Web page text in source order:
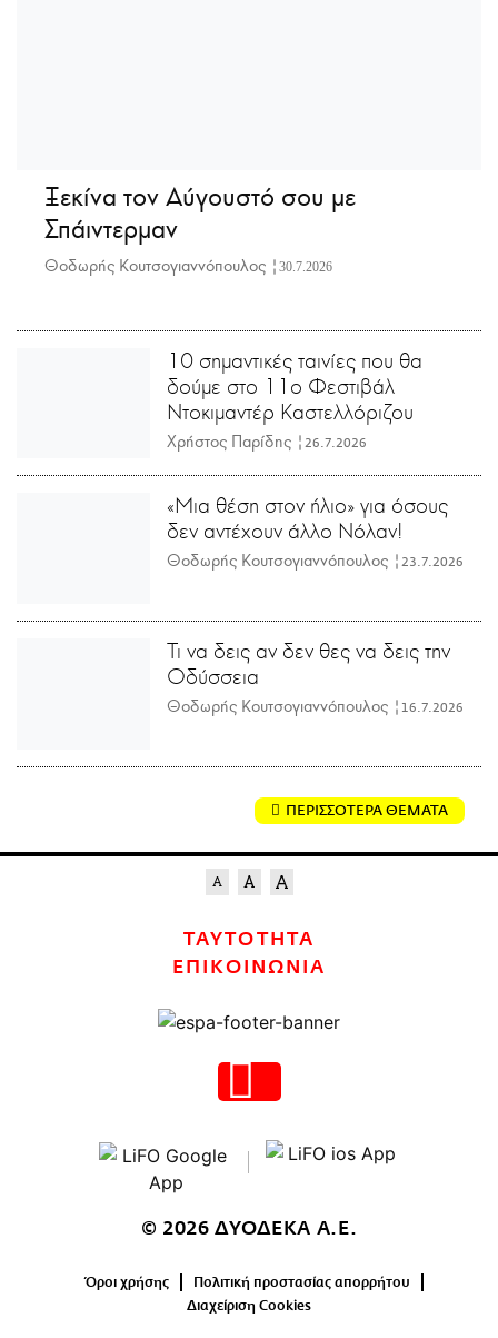
Ξεκίνα τον Αύγουστό σου με
Σπάιντερμαν
Θοδωρής Κουτσογιαννόπουλος | 30.7.2026
10 σημαντικές ταινίες που θα
δούμε στο 11ο Φεστιβάλ
Ντοκιμαντέρ Καστελλόριζου
Χρήστος Παρίδης | 26.7.2026
«Μια θέση στον ήλιο» για όσους
δεν αντέχουν άλλο Νόλαν!
Θοδωρής Κουτσογιαννόπουλος | 23.7.2026
Τι να δεις αν δεν θες να δεις την
Οδύσσεια
Θοδωρής Κουτσογιαννόπουλος | 16.7.2026
ΠΕΡΙΣΣΟΤΕΡΑ ΘΕΜΑΤΑ
ΤΑΥΤΟΤΗΤΑ
ΕΠΙΚΟΙΝΩΝΙΑ
© 2026 ΔΥΟΔΕΚΑ Α.Ε.
Όροι χρήσης
Πολιτική προστασίας απορρήτου
Διαχείριση Cookies